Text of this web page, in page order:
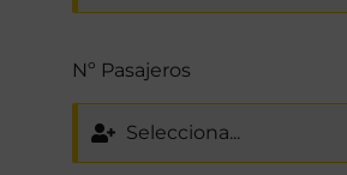
Nº Pasajeros